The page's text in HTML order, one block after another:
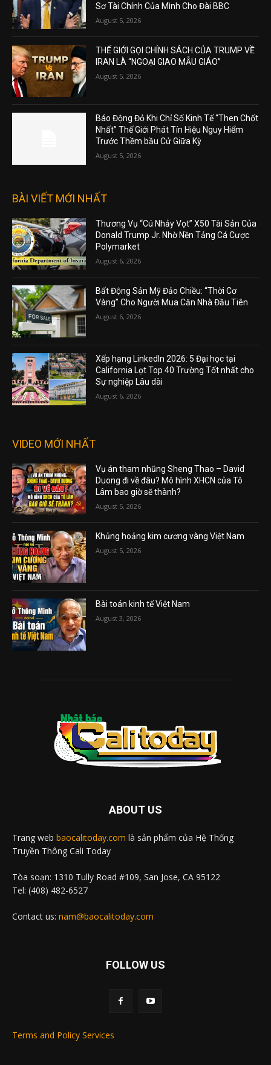
Sơ Tài Chính Của Mình Cho Đài BBC
August 5, 2026
THẾ GIỚI GỌI CHÍNH SÁCH CỦA TRUMP VỀ
IRAN LÀ “NGOẠI GIAO MẪU GIÁO”
August 5, 2026
Báo Động Đỏ Khi Chỉ Số Kinh Tế “Then Chốt
Nhất” Thế Giới Phát Tín Hiệu Nguy Hiểm
Trước Thềm bầu Cử Giữa Kỳ
August 5, 2026
BÀI VIẾT MỚI NHẤT
Thương Vụ “Cú Nhảy Vọt” X50 Tài Sản Của
Donald Trump Jr. Nhờ Nền Tảng Cá Cược
Polymarket
August 6, 2026
Bất Động Sản Mỹ Đảo Chiều: “Thời Cơ
Vàng” Cho Người Mua Căn Nhà Đầu Tiên
August 6, 2026
Xếp hạng LinkedIn 2026: 5 Đại học tại
California Lọt Top 40 Trường Tốt nhất cho
Sự nghiệp Lâu dài
August 6, 2026
VIDEO MỚI NHẤT
Vụ án tham nhũng Sheng Thao – David
Duong đi về đâu? Mô hình XHCN của Tô
Lâm bao giờ sẽ thành?
August 5, 2026
Khủng hoảng kim cương vàng Việt Nam
August 5, 2026
Bài toán kinh tế Việt Nam
August 3, 2026
ABOUT US
Trang web baocalitoday.com là sản phẩm của Hệ Thống
Truyền Thông Cali Today
Tòa soạn: 1310 Tully Road #109, San Jose, CA 95122
Tel: (408) 482-6527
Contact us: nam@baocalitoday.com
FOLLOW US
Terms and Policy Services